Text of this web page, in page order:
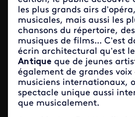
les plus grands airs
musicales, mais aussi les
chansons du répertoire,
musiques de films... C’est
écrin architectural qu’est le
Antique que de jeunes
également de grandes voix
musiciens internationaux,
spectacle unique aussi
que musicalement.